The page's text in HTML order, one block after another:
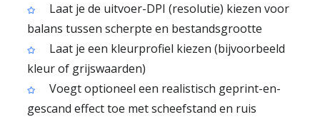
Laat je de uitvoer-DPI (resolutie) kiezen voor
balans tussen scherpte en bestandsgrootte
Laat je een kleurprofiel kiezen (bijvoorbeeld
kleur of grijswaarden)
Voegt optioneel een realistisch geprint-en-
gescand effect toe met scheefstand en ruis